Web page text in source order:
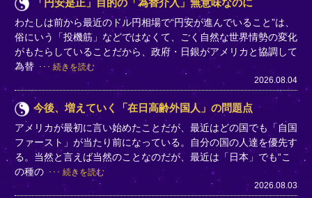
「円安是正」目的の「為替介入」無意味なのに
わたしは前から最近のドル円相場で“円安が進んでいること”は、
俗にいう「投機筋」などではなくて、ごく自然な世界情勢の変化
がもたらしていることだから、政府・日銀がアメリカと協調して
為替
続きを読む
2026.08.04
今後、増えていく「在日高齢外国人」の問題点
アメリカが最初に言い始めたことだが、最近はどの国でも「自国
ファースト」が当たり前になっている。自分の国の人達を優先す
る。当然と言えば当然のことなのだが、最近は「日本」でも“こ
の種の
続きを読む
2026.08.03